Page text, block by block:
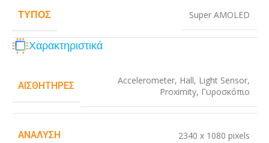
ΤΎΠΟΣ Super AMOLED
Χαρακτηριστικά
ΑΙΣΘΗΤΉΡΕΣ Accelerometer, Hall, Light Sensor,
Proximity, Γυροσκόπιο
ΑΝΆΛΥΣΗ 2340 x 1080 pixels